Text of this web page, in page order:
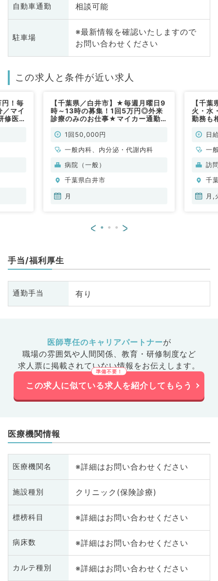
自動車通勤 相談可能
駐車場
※最新情報を確認いたしますので
お問い合わせください
この求人と条件が近い求人
！毎
マイ
修医可
【千葉県／白井市】★毎週月曜日9
時～13時の募集！1回5万円◎外来
診療のみのお仕事★マイカー通勤
非常勤）
1回50,000円
一般内科、内分泌・代謝内科
病院（一般）
千葉県白井市
月
【千
火・水
勤務も
療の日
一
訪
千
月,
< >
手当/福利厚生
通勤手当 有り
医師専任のキャリアパートナーが
職場の雰囲気や人間関係、 教育・研修制度など
求人票に掲載されていない情報をお伝えします。
この求人に似ている求人を紹介してもらう
医療機関情報
医療機関名 ※詳細はお問い合わせください
施設種別 クリニック(保険診療)
標榜科目 ※詳細はお問い合わせください
病床数 ※詳細はお問い合わせください
カルテ種別 ※詳細はお問い合わせください